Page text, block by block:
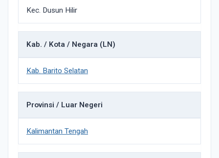
Kec. Dusun Hilir
Kab. / Kota / Negara (LN)
Kab. Barito Selatan
Provinsi / Luar Negeri
Kalimantan Tengah